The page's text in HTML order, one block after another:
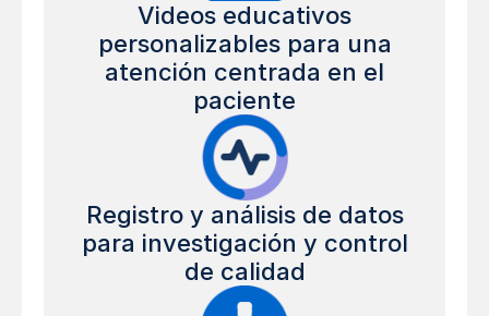
Videos educativos
personalizables para una
atención centrada en el
paciente
Registro y análisis de datos
para investigación y control
de calidad